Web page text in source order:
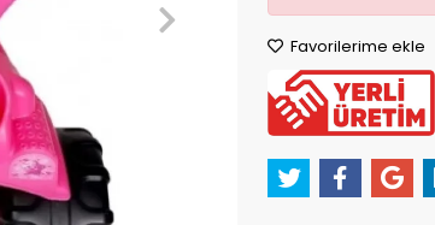
Favorilerime ekle